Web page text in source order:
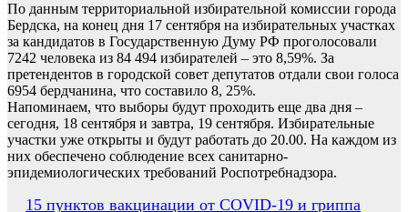
По данным территориальной избирательной комиссии города
Бердска, на конец дня 17 сентября на избирательных участках
за кандидатов в Государственную Думу РФ проголосовали
7242 человека из 84 494 избирателей – это 8,59%. За
претендентов в городской совет депутатов отдали свои голоса
6954 бердчанина, что составило 8, 25%.
Напоминаем, что выборы будут проходить еще два дня –
сегодня, 18 сентября и завтра, 19 сентября. Избирательные
участки уже открыты и будут работать до 20.00. На каждом из
них обеспечено соблюдение всех санитарно-
эпидемиологических требований Роспотребнадзора.
Навигация
15 пунктов вакцинации от СOVID-19 и гриппа